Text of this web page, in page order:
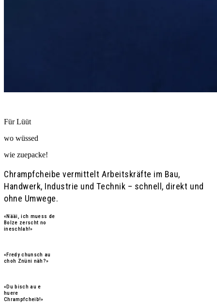
Für Lüüt
wo wüssed
wie zuepacke!
Chrampfcheibe vermittelt Arbeitskräfte im Bau,
Handwerk, Industrie und Technik – schnell, direkt und
ohne Umwege.
«Nääi, ich muess de
Bolze zerscht no
ineschlah!»
«Fredy chunsch au
choh Znüni näh?»
«Du bisch au e
huere
Chrampfcheib!»